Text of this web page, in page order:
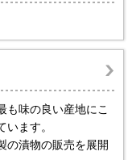
も味の良い産地にこ
ます。
の漬物の販売を展開